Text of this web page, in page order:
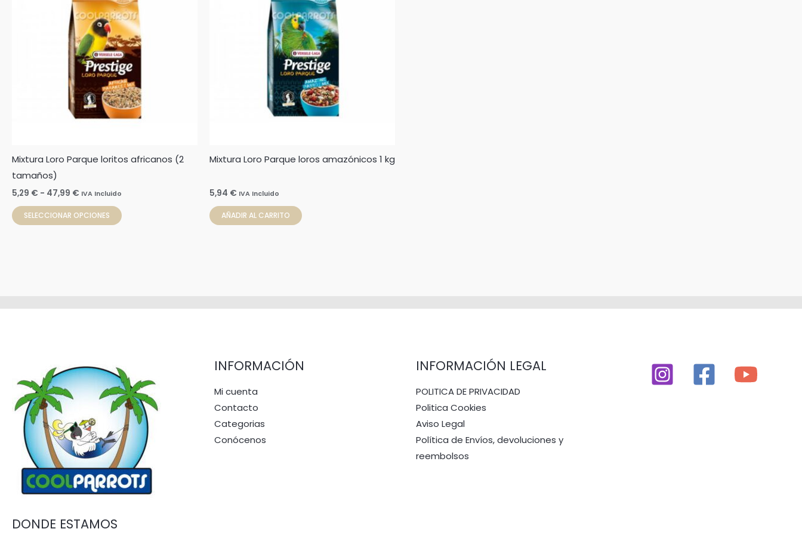
Mixtura Loro Parque loritos africanos (2
tamaños)
5,29 € - 47,99 €
5,29 €
hasta
47,99 €
IVA Incluido
SELECCIONAR OPCIONES
múltiples
variantes.
Las
opciones
se
pueden
elegir
página
Mixtura Loro Parque loros amazónicos 1 kg
5,94 € IVA Incluido
AÑADIR AL CARRITO
DONDE ESTAMOS
INFORMACIÓN
Mi cuenta
Contacto
Categorias
Conócenos
INFORMACIÓN LEGAL
POLITICA DE PRIVACIDAD
Politica Cookies
Aviso Legal
Política de Envíos, devoluciones y
reembolsos